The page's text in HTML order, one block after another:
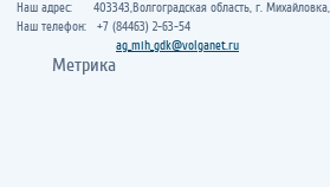
Наш адрес: 403343,Волгоградская область, г. Михайловка,
Наш телефон: +7 (84463) 2-63-54
ag_mih_gdk@volganet.ru
Метрика